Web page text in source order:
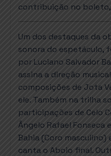
contribuição no boleto,
Um dos destaques da
sonora do espetáculo,
por Luciano Salvador
assina a direção
composições de Jota
ele. Também na trilha
participações de Celo
Ângelo Rafael Fonseca
Bahia (Coro masculino)
canta o Aboio final.